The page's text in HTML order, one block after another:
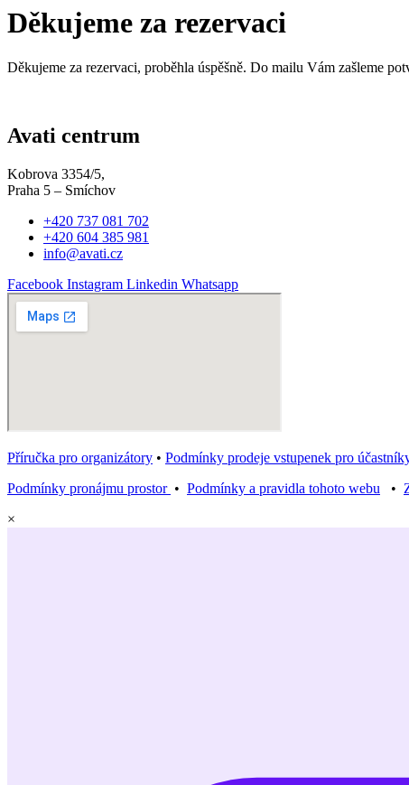
Děkujeme za rezervaci
Děkujeme za rezervaci, proběhla úspěšně. Do mailu Vám zašleme
Avati centrum
Kobrova 3354/5,
Praha 5 – Smíchov
+420 737 081 702
+420 604 385 981
info@avati.cz
Facebook Instagram Linkedin Whatsapp
Příručka pro organizátory • Podmínky prodeje vstupenek pro
Podmínky pronájmu prostor • Podmínky a pravidla tohoto webu •
×